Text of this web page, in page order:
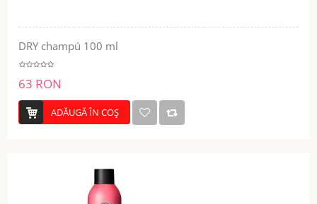
DRY champú 100 ml
63 RON
ADĂUGĂ ÎN COŞ